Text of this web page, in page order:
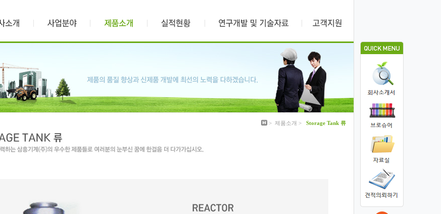
> 제품소개 > Storage Tank 류